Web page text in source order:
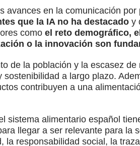
avances en la comunicación
que la IA no ha destacado y
como el reto demográfico,
o la innovación son
de la población y la escasez
sostenibilidad a largo plazo.
contribuyen a una
sistema alimentario español
llegar a ser relevante para la
la responsabilidad social, la